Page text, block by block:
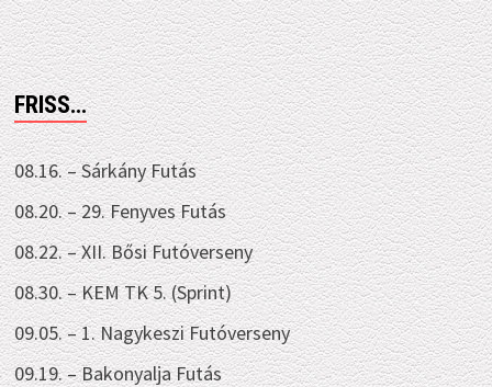
FRISS…
08.16. – Sárkány Futás
08.20. – 29. Fenyves Futás
08.22. – XII. Bősi Futóverseny
08.30. – KEM TK 5. (Sprint)
09.05. – 1. Nagykeszi Futóverseny
09.19. – Bakonyalja Futás